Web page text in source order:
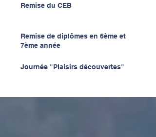
Remise du CEB
Remise de diplômes en 6ème et
7ème année
Journée "Plaisirs découvertes"